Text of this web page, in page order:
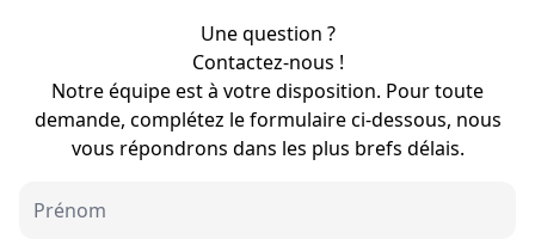
Une question ?
Contactez-nous !
Notre équipe est à votre disposition. Pour toute
demande, complétez le formulaire ci-dessous, nous
vous répondrons dans les plus brefs délais.